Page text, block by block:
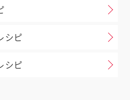
シピ
シピ